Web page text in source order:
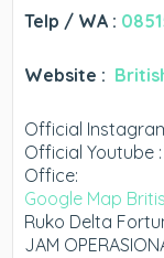
Telp / WA :
Website :
Official
Official Youtube :
Office:
Google Map
Ruko Delta
JAM